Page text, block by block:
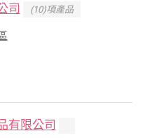
司 (10)項產品
有限公司